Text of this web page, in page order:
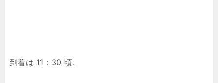
到着は 11：30 頃。